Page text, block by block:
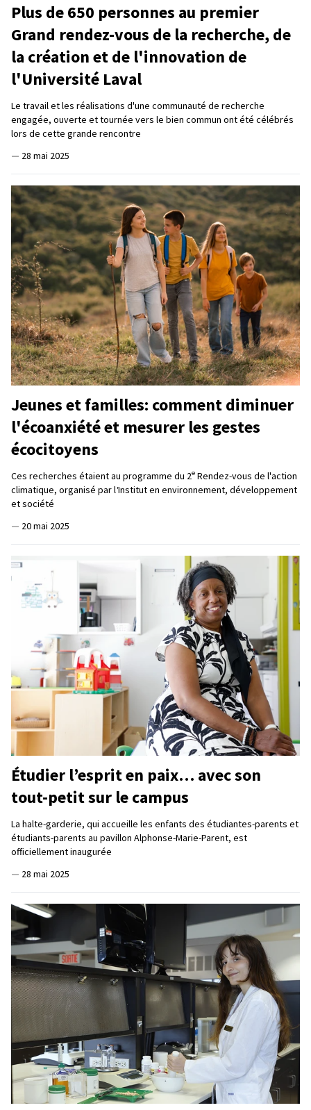
Plus de 650 personnes au premier
Grand rendez-vous de la recherche, de
la création et de l'innovation de
l'Université Laval
Le travail et les réalisations d'une communauté de recherche
engagée, ouverte et tournée vers le bien commun ont été célébrés
lors de cette grande rencontre
— 28 mai 2025
Jeunes et familles: comment diminuer
l'écoanxiété et mesurer les gestes
écocitoyens
Ces recherches étaient au programme du 2e Rendez-vous de l'action
climatique, organisé par l'Institut en environnement, développement
et société
— 20 mai 2025
Étudier l’esprit en paix… avec son
tout-petit sur le campus
La halte-garderie, qui accueille les enfants des étudiantes-parents et
étudiants-parents au pavillon Alphonse-Marie-Parent, est
officiellement inaugurée
— 28 mai 2025